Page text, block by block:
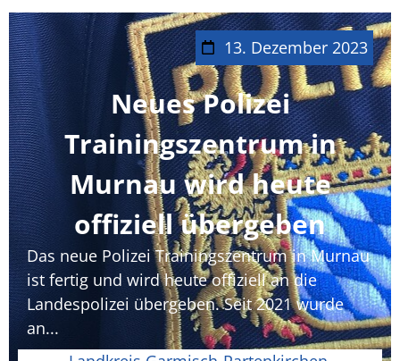
13. Dezember 2023
Neues Polizei
Trainingszentrum in
Murnau wird heute
offiziell übergeben
Das neue Polizei Trainingszentrum in Murnau
ist fertig und wird heute offiziell an die
Landespolizei übergeben. Seit 2021 wurde
an...